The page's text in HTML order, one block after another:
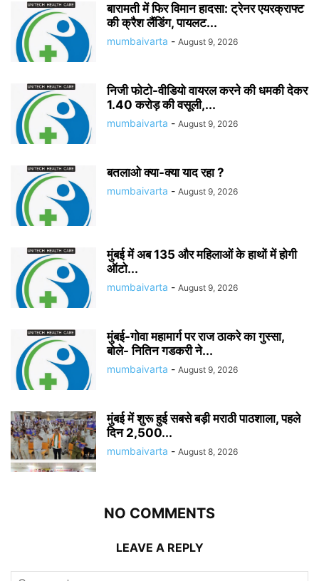
बारामती में फिर विमान हादसा: ट्रेनर एयरक्राफ्ट
की क्रैश लैंडिंग, पायलट...
mumbaivarta - August 9, 2026
निजी फोटो-वीडियो वायरल करने की धमकी देकर
1.40 करोड़ की वसूली,...
mumbaivarta - August 9, 2026
बतलाओ क्या-क्या याद रहा ?
mumbaivarta - August 9, 2026
मुंबई में अब 135 और महिलाओं के हाथों में होगी
ऑटो...
mumbaivarta - August 9, 2026
मुंबई-गोवा महामार्ग पर राज ठाकरे का गुस्सा,
बोले- नितिन गडकरी ने...
mumbaivarta - August 9, 2026
मुंबई में शुरू हुई सबसे बड़ी मराठी पाठशाला, पहले
दिन 2,500...
mumbaivarta - August 8, 2026
NO COMMENTS
LEAVE A REPLY